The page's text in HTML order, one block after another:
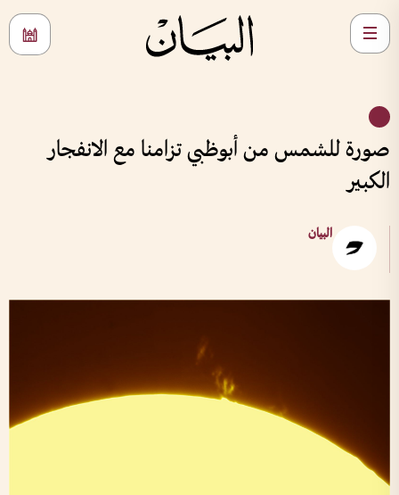
صورة للشمس من أبوظبي تزامنا مع الانفجار
الكبير
البيان